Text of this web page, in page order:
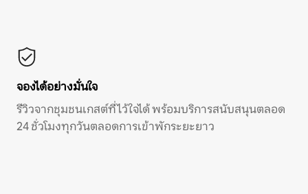
จองได้อย่างมั่นใจ
รีวิวจากชุมชนเกสต์ที่ไว้ใจได้ พร้อมบริการสนับสนุนตลอด
24 ชั่วโมงทุกวันตลอดการเข้าพักระยะยาว